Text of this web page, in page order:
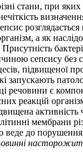
стани, при
розглядається
а як
сепсису без
підвищеної
запускають
речовини є
реакцій
активність
мембрани
веде до порушення